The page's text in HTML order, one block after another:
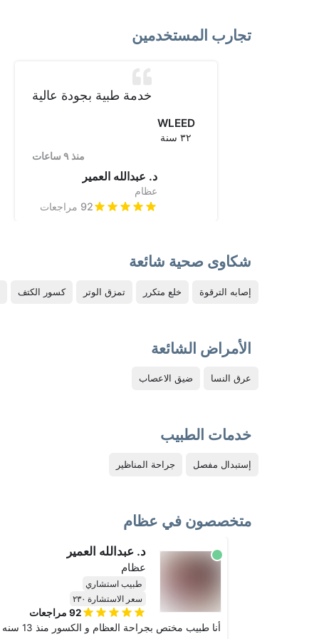
تجارب المستخدمين
WLEED
٣٢ سنة
خدمة طبية بجودة عالية
منذ ٩ ساعات
د. عبدالله العمير
عظام
92 مراجعات
شكاوى صحية شائعة
إصابه الترقوة خلع متكرر تمزق الوتر كسور الكتف
الأمراض الشائعة
عرق النسا ضيق الاعصاب
خدمات الطبيب
إستبدال مفصل جراحة المناظير
متخصصون في عظام
د. عبدالله العمير
عظام
طبيب استشاري
سعر الاستشارة ٢٣٠
92 مراجعات
أنا طبيب مختص بجراحة العظام و الكسور منذ 13 سنه وقد حصلت على البورد السعودي في طب و جراحة العظام.